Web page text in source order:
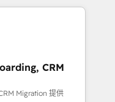
service and
your
revenue
approach
and support the
CRM
Migration 提供